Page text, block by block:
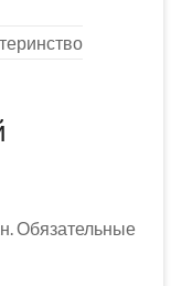
Обязательные